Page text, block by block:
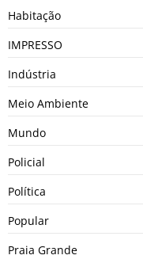
Habitação
IMPRESSO
Indústria
Meio Ambiente
Mundo
Policial
Política
Popular
Praia Grande